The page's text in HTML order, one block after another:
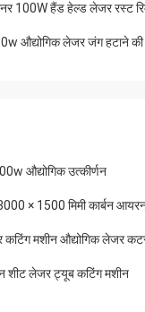
100W हैंड हेल्ड लेजर रस्ट
औद्योगिक लेजर जंग हटाने
औद्योगिक उत्कीर्णन
× 1500 मिमी कार्बन
मशीन औद्योगिक लेजर
शीट लेजर ट्यूब कटिंग मशीन